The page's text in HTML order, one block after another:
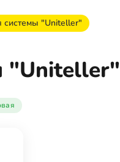
системы "Uniteller"
"Uniteller"